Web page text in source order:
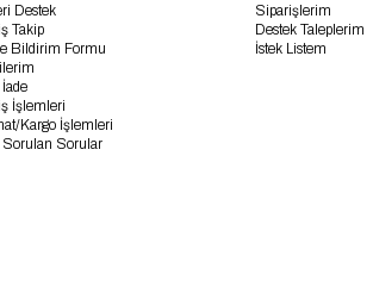
Destek
Takip
Bildirim Formu
İşlemleri
Kargo İşlemleri
Sorulan Sorular
Siparişlerim
Destek Taleplerim
İstek Listem